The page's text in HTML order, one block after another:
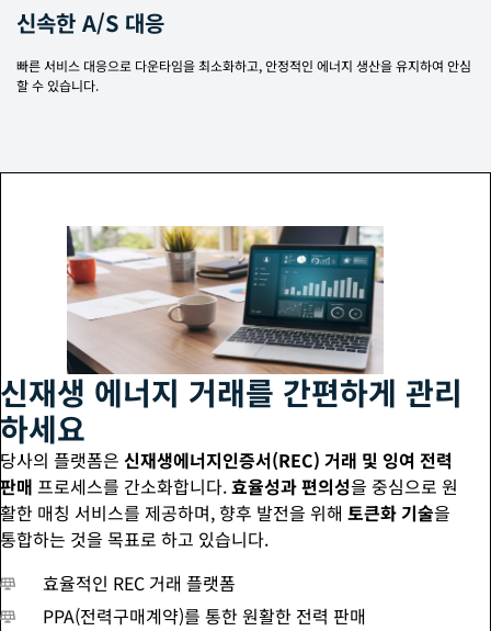
신속한 A/S 대응
빠른 서비스 대응으로 다운타임을 최소화하고, 안정적인 에너지 생산을 유지하여 안심
할 수 있습니다.
신재생 에너지 거래를 간편하게 관리
하세요
당사의 플랫폼은신재생에너지인증서(REC) 거래 및 잉여 전력
판매 프로세스를 간소화합니다.효율성과 편의성을 중심으로 원
활한 매칭 서비스를 제공하며, 향후 발전을 위해토큰화 기술을
통합하는 것을 목표로 하고 있습니다.
효율적인 REC 거래 플랫폼
PPA(전력구매계약)를 통한 원활한 전력 판매